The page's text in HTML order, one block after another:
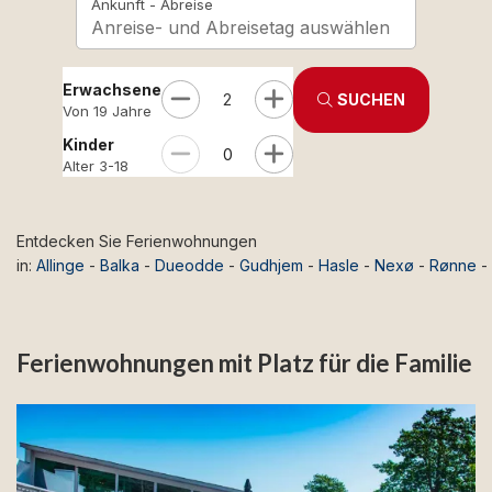
Ankunft - Abreise
Anreise- und Abreisetag auswählen
Erwachsene
Von 19 Jahre
2
Kinder
Alter 3-18
0
SUCHEN
Entdecken Sie Ferienwohnungen
in: Allinge - Balka - Dueodde - Gudhjem - Hasle - Nexø - Rønne -
Ferienwohnungen mit Platz für die Familie